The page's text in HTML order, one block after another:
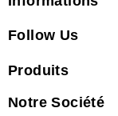
Follow Us
Produits
Notre Société